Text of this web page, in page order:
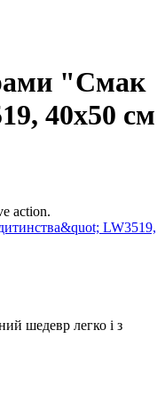
"Смак
40х50 см
action.
шедевр легко і з